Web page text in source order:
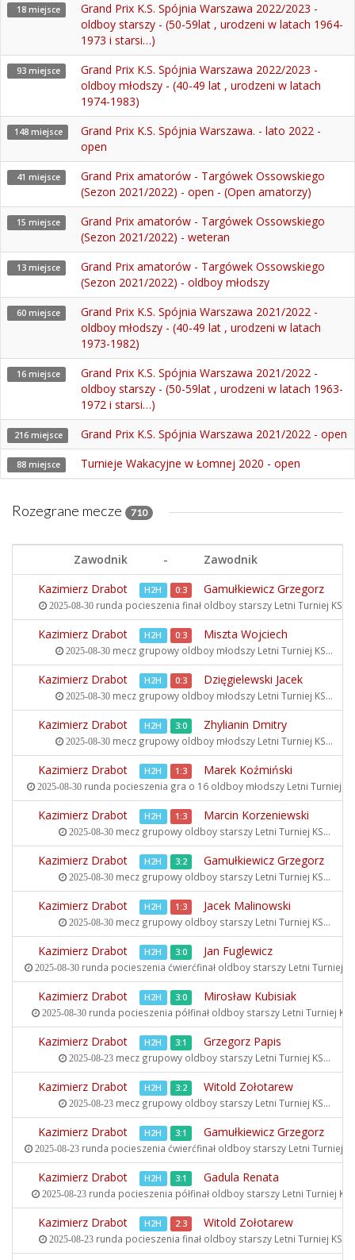
18 miejsce
Grand Prix K.S. Spójnia Warszawa 2022/2023 -
oldboy starszy - (50-59lat , urodzeni w latach 1964-
1973 i starsi…)
93 miejsce
Grand Prix K.S. Spójnia Warszawa 2022/2023 -
oldboy młodszy - (40-49 lat , urodzeni w latach
1974-1983)
148 miejsce
Grand Prix K.S. Spójnia Warszawa. - lato 2022 -
open
41 miejsce
Grand Prix amatorów - Targówek Ossowskiego
(Sezon 2021/2022) - open - (Open amatorzy)
15 miejsce
Grand Prix amatorów - Targówek Ossowskiego
(Sezon 2021/2022) - weteran
13 miejsce
Grand Prix amatorów - Targówek Ossowskiego
(Sezon 2021/2022) - oldboy młodszy
60 miejsce
Grand Prix K.S. Spójnia Warszawa 2021/2022 -
oldboy młodszy - (40-49 lat , urodzeni w latach
1973-1982)
16 miejsce
Grand Prix K.S. Spójnia Warszawa 2021/2022 -
oldboy starszy - (50-59lat , urodzeni w latach 1963-
1972 i starsi…)
216 miejsce Grand Prix K.S. Spójnia Warszawa 2021/2022 - open
88 miejsce Turnieje Wakacyjne w Łomnej 2020 - open
Rozegrane mecze 710
Zawodnik -
Zawodnik
Kazimierz Drabot
H2H 0:3 Gamułkiewicz Grzegorz
2025-08-30 runda pocieszenia finał oldboy starszy Letni Turniej KS...
Kazimierz Drabot H2H 0:3 Miszta Wojciech
2025-08-30 mecz grupowy oldboy młodszy Letni Turniej KS...
Kazimierz Drabot H2H 0:3 Dzięgielewski Jacek
2025-08-30 mecz grupowy oldboy młodszy Letni Turniej KS...
Kazimierz Drabot H2H 3:0 Zhylianin Dmitry
2025-08-30 mecz grupowy oldboy młodszy Letni Turniej KS...
Kazimierz Drabot H2H 1:3 Marek Koźmiński
2025-08-30runda pocieszenia gra o 16 oldboy młodszy Letni Turniej
Kazimierz Drabot H2H 1:3 Marcin Korzeniewski
2025-08-30mecz grupowy oldboy starszy Letni Turniej KS...
Kazimierz Drabot H2H 3:2 Gamułkiewicz Grzegorz
2025-08-30mecz grupowy oldboy starszy Letni Turniej KS...
Kazimierz Drabot H2H 1:3 Jacek Malinowski
2025-08-30mecz grupowy oldboy starszy Letni Turniej KS...
Kazimierz Drabot H2H 3:0 Jan Fuglewicz
2025-08-30 runda pocieszenia ćwierćfinał oldboy starszy Letni Turniej
Kazimierz Drabot H2H 3:0 Mirosław Kubisiak
2025-08-30runda pocieszenia półfinał oldboy starszy Letni Turniej
Kazimierz Drabot H2H 3:1 Grzegorz Papis
2025-08-23mecz grupowy oldboy starszy Letni Turniej KS...
Kazimierz Drabot H2H 3:2 Witold Zołotarew
2025-08-23mecz grupowy oldboy starszy Letni Turniej KS...
Kazimierz Drabot H2H 3:1 Gamułkiewicz Grzegorz
2025-08-23 runda pocieszenia ćwierćfinał oldboy starszy Letni Turniej
Kazimierz Drabot H2H 3:1 Gadula Renata
2025-08-23runda pocieszenia półfinał oldboy starszy Letni Turniej
Kazimierz Drabot H2H 2:3 Witold Zołotarew
2025-08-23 runda pocieszenia finał oldboy starszy Letni Turniej KS...